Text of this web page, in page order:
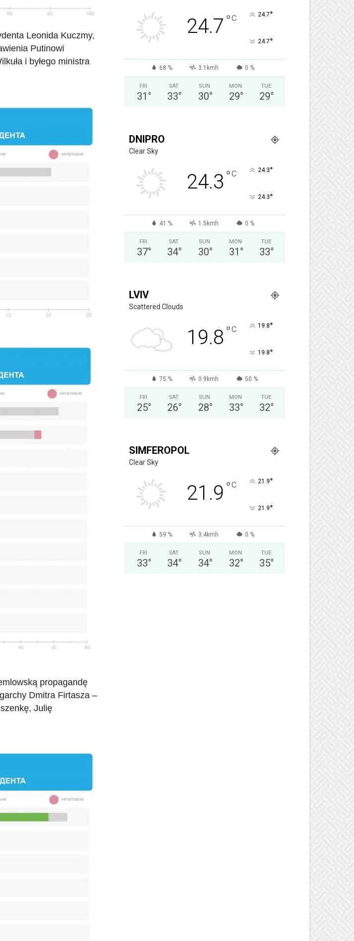
Leonida Kuczmy,
Putinowi
i byłego ministra
propagandę
Dmitra Firtasza –
Julię
24.7 °C 24.7°
24.7°
68 % 3.1kmh 0 %
FRI
31 °
SAT
33°
SUN
30°
MON
29°
TUE
29°
DNIPRO
Clear Sky
24.3 °C 24.3°
24.3°
41 % 1.5kmh 0 %
FRI
37°
SAT
34°
SUN
30°
MON
31 °
TUE
33°
LVIV
Scattered Clouds
19.8 °C 19.8°
19.8°
75 % 0.9kmh 50 %
FRI
25°
SAT
26°
SUN
28°
MON
33°
TUE
32°
SIMFEROPOL
Clear Sky
21.9 °C 21.9°
21.9°
59 % 3.4kmh 0 %
FRI
33°
SAT
34°
SUN
34°
MON
32°
TUE
35°